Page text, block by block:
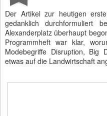
Der Artikel zur heutigen
gedanklich durchformuliert
Alexanderplatz überhaupt
Programmheft war klar,
Modebegriffe Disruption, Big
etwas auf die Landwirtschaft